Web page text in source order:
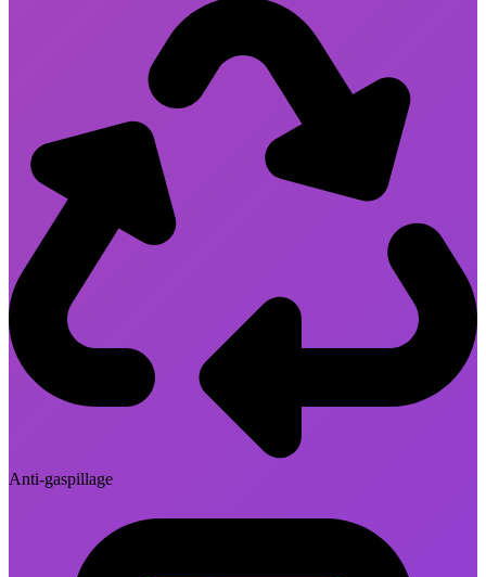
Anti-gaspillage